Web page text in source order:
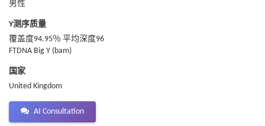
男性
Y测序质量
覆盖度94.95％ 平均深度96
FTDNA Big Y (bam)
国家
United Kingdom
AI Consultation